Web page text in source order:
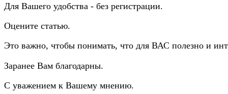
Для Вашего удобства - без регистрации.
Оцените статью.
Это важно, чтобы понимать, что для ВАС полезно и
Заранее Вам благодарны.
С уважением к Вашему мнению.